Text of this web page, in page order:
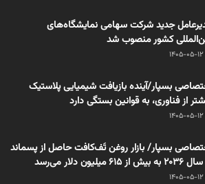
جدید شرکت سهامی نمایشگاه‌های
کشور منصوب شد
1405-05-12
بسپار/آینده بازیافت شیمیایی پلاستیک
از فناوری، به قوانین بستگی دارد
1405-05-12
بسپار/ بازار روغن تَف‌کافت حاصل از پسماند
از ۶۱۵ میلیون دلار می‌رسد
1405-05-12